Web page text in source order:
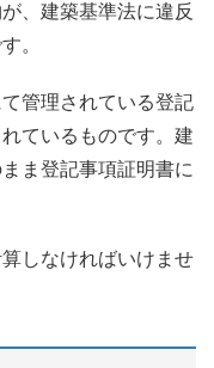
、建築基準法に違反
。
管理されている登記
ているものです。建
ま登記事項証明書に
しなければいけませ